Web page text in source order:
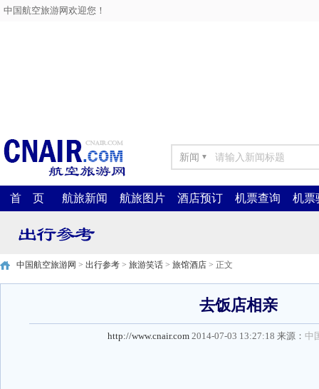
中国航空旅游网欢迎您！
新闻 ▼
首 页 航旅新闻 航旅图片 酒店预订 机票查询 机票
中国航空旅游网 > 出行参考 > 旅游笑话 > 旅馆酒店 > 正文
去饭店相亲
http://www.cnair.com 2014-07-03 13:27:18 来源： 中